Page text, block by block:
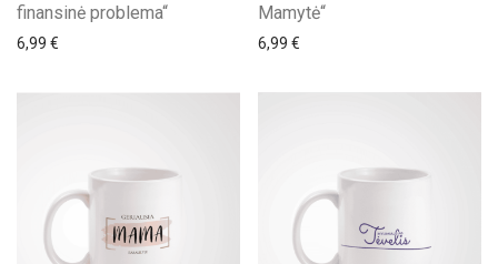
finansinė problema“
6,99 €
Mamytė“
6,99 €